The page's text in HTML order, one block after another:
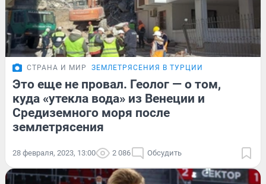
СТРАНА И МИР ЗЕМЛЕТРЯСЕНИЯ В ТУРЦИИ
Это еще не провал. Геолог — о том,
куда «утекла вода» из Венеции и
Средиземного моря после
землетрясения
28 февраля, 2023, 13:00 2 086 Обсудить